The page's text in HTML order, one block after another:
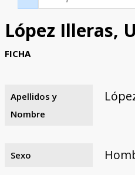
Búsqueda
Búsqueda
Filtros A-Z
Razones y
El equipo
Colaboradores
Fuentes
López Illeras,
FICHA
Apellidos y
Nombre
Sexo